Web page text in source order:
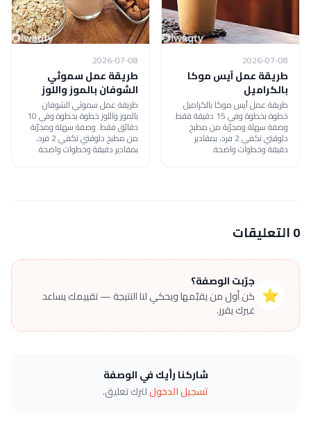
2026-07-08
طريقة عمل آيس موكا
بالكراميل
طريقة عمل آيس موكا بالكراميل
خطوة بخطوة وفي 15 دقيقة فقط.
وصفة سهلة ومجرّبة من مطبخ
دلوقتي تكفي 2 فرد، بمقادير
دقيقة وخطوات واضحة.
2026-07-08
طريقة عمل سموثي
الشوفان بالموز واللوز
طريقة عمل سموثي الشوفان
بالموز واللوز خطوة بخطوة وفي 10
دقائق فقط. وصفة سهلة ومجرّبة
من مطبخ دلوقتي تكفي 2 فرد،
بمقادير دقيقة وخطوات واضحة.
0 التعليقات
⭐
جرّبت الوصفة؟
كن أول من يقيّمها ويحكي لنا النتيجة — تقييمك يساعد
غيرك يقرر.
شاركنا رأيك في الوصفة
تسجيل الدخوللترك تعليق.